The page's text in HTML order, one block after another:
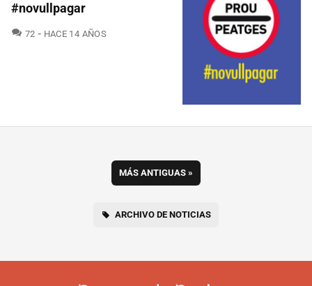
#novullpagar
72 COMENTARIOS
HACE 14 AÑOS
MÁS ANTIGUAS »
ARCHIVO DE NOTICIAS